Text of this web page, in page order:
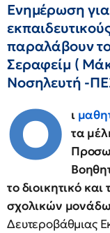
Ενημέρωση
παραλάβουν
Σεραφείμ (
Νοσηλευτή -
Ο ι
τα
το διοικητικό
σχολικών
Δευτεροβάθμιας